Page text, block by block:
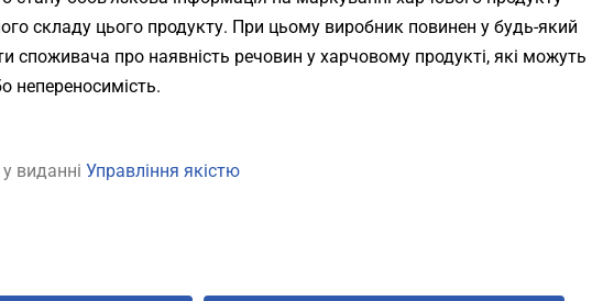
складу цього продукту. При цьому виробник повинен у будь-який
споживача про наявність речовин у харчовому продукті, які можуть
непереносимість.
виданні Управління якістю